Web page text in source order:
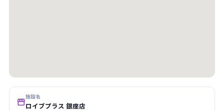
施設名
ロイブプラス 銀座店